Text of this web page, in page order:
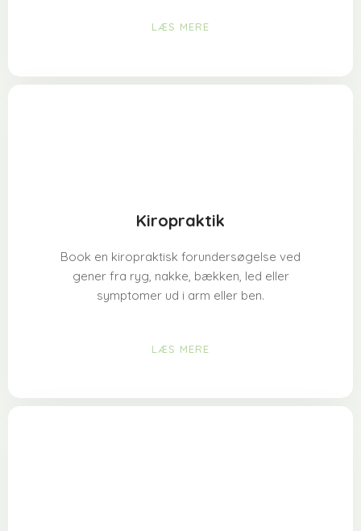
LÆS MERE​
Kiropraktik
Book en kiropraktisk forundersøgelse ved
gener fra ryg, nakke, bækken, led eller
symptomer ud i arm eller ben.
LÆS MERE​